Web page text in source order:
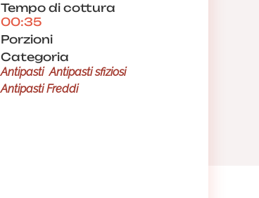
Tempo di cottura
00:35
Porzioni
Categoria
Antipasti Antipasti sfiziosi
Antipasti Freddi